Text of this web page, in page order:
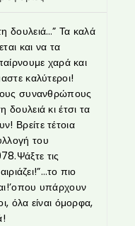
δουλειά…” Τα καλά
και να τα
χαρά και
καλύτεροι!
συνανθρώπους
κι έτσι τα
Βρείτε τέτοια
του
τις
πιο
υπάρχουν
όλα είναι όμορφα,